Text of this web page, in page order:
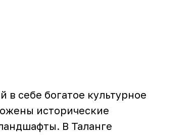
себе богатое культурное
исторические
В Таланге